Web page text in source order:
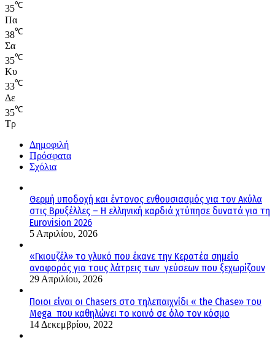
35℃
Πα
38℃
Σα
35℃
Κυ
33℃
Δε
35℃
Τρ
Δημοφιλή
Πρόσφατα
Σχόλια
Θερμή υποδοχή και έντονος ενθουσιασμός για τον Ακύλα
στις Βρυξέλλες – Η ελληνική καρδιά χτύπησε δυνατά για τη
Eurovision 2026
5 Απριλίου, 2026
«Γκιουζέλ» το γλυκό που έκανε την Κερατέα σημείο
αναφοράς για τους λάτρεις των γεύσεων που ξεχωρίζουν
29 Απριλίου, 2026
Ποιοι είναι οι Chasers στο τηλεπαιχνίδι « the Chase» του
Mega που καθηλώνει το κοινό σε όλο τον κόσμο
14 Δεκεμβρίου, 2022